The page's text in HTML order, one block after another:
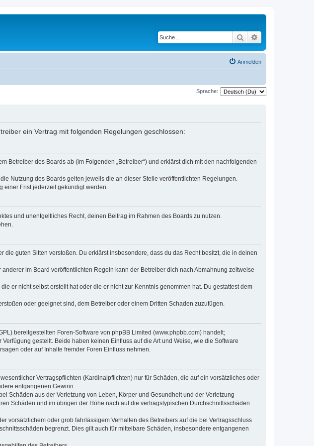
Suche
Anmelden
Sprache:
ein Vertrag mit folgenden Regelungen geschlossen:
Betreiber des Boards ab (im Folgenden „Betreiber“) und erklärst dich mit den nachfolgenden
Nutzung des Boards gelten jeweils die an dieser Stelle veröffentlichten Regelungen.
einer Frist jederzeit gekündigt werden.
und unentgeltliches Recht, deinen Beitrag im Rahmen des Boards zu nutzen.
guten Sitten verstoßen. Du erklärst insbesondere, dass du das Recht besitzt, die in deinen
im Board veröffentlichten Regeln kann der Betreiber dich nach Abmahnung zeitweise
er nicht selbst erstellt hat oder die er nicht zur Kenntnis genommen hat. Du gestattest dem
oder geeignet sind, dem Betreiber oder einem Dritten Schaden zuzufügen.
bereitgestellten Foren-Software von phpBB Limited (www.phpbb.com) handelt;
gestellt. Beide haben keinen Einfluss auf die Art und Weise, wie die Software
oder auf Inhalte fremder Foren Einfluss nehmen.
Vertragspflichten (Kardinalpflichten) nur für Schäden, die auf ein vorsätzliches oder
entgangenen Gewinn.
Schäden aus der Verletzung von Leben, Körper und Gesundheit und der Verletzung
Schäden und im übrigen der Höhe nach auf die vertragstypischen Durchschnittsschäden
vorsätzlichem oder grob fahrlässigem Verhalten des Betreibers auf die bei Vertragsschluss
begrenzt. Dies gilt auch für mittelbare Schäden, insbesondere entgangenen